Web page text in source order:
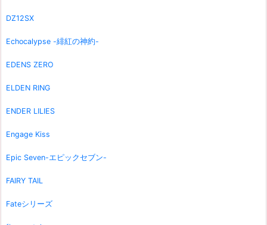
DZ12SX
Echocalypse -緋紅の神約-
EDENS ZERO
ELDEN RING
ENDER LILIES
Engage Kiss
Epic Seven-エピックセブン-
FAIRY TAIL
Fateシリーズ